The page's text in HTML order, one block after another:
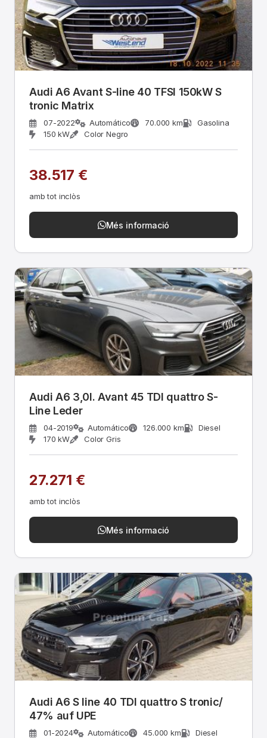
Audi A6 Avant S-line 40 TFSI 150kW S
tronic Matrix
07-2022 Automático 70.000 km
Gasolina
150 kW
Color Negro
38.517 €
amb tot inclòs
Més informació
Audi A6 3,0l. Avant 45 TDI quattro S-
Line Leder
04-2019 Automático 126.000 km
Diesel
170 kW
Color Gris
27.271 €
amb tot inclòs
Més informació
Audi A6 S line 40 TDI quattro S tronic/
47% auf UPE
01-2024 Automático 45.000 km
Diesel